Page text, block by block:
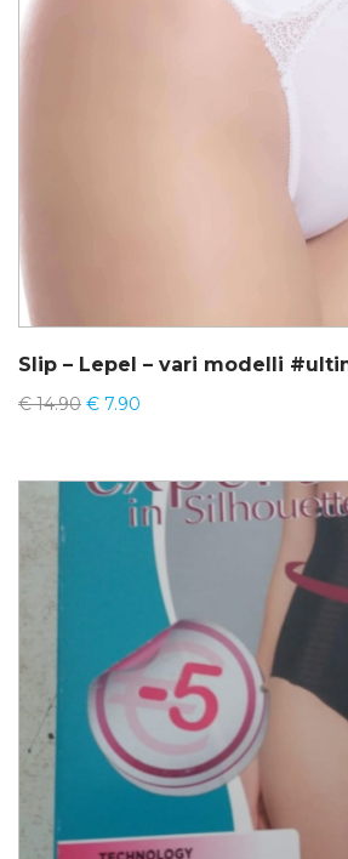
Slip – Lepel – vari modelli
€14.90 € 7.90